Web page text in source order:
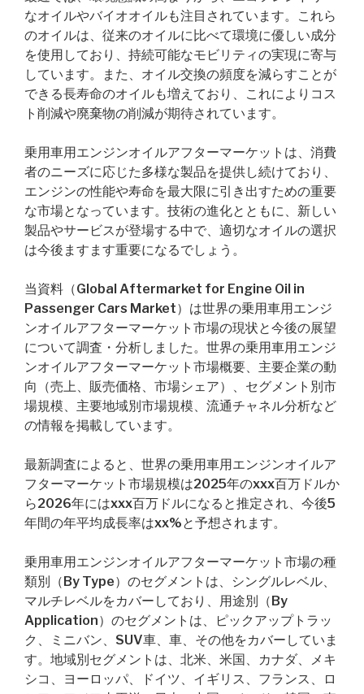
なオイルやバイオオイルも注目されています。これら
のオイルは、従来のオイルに比べて環境に優しい成分
を使用しており、持続可能なモビリティの実現に寄与
しています。また、オイル交換の頻度を減らすことが
できる長寿命のオイルも増えており、これによりコス
ト削減や廃棄物の削減が期待されています。
乗用車用エンジンオイルアフターマーケットは、消費
者のニーズに応じた多様な製品を提供し続けており、
エンジンの性能や寿命を最大限に引き出すための重要
な市場となっています。技術の進化とともに、新しい
製品やサービスが登場する中で、適切なオイルの選択
は今後ますます重要になるでしょう。
当資料（Global Aftermarket for Engine Oil in
Passenger Cars Market）は世界の乗用車用エンジ
ンオイルアフターマーケット市場の現状と今後の展望
について調査・分析しました。世界の乗用車用エンジ
ンオイルアフターマーケット市場概要、主要企業の動
向（売上、販売価格、市場シェア）、セグメント別市
場規模、主要地域別市場規模、流通チャネル分析など
の情報を掲載しています。
最新調査によると、世界の乗用車用エンジンオイルア
フターマーケット市場規模は2025年のxxx百万ドルか
ら2026年にはxxx百万ドルになると推定され、今後5
年間の年平均成長率はxx%と予想されます。
乗用車用エンジンオイルアフターマーケット市場の種
類別（By Type）のセグメントは、シングルレベル、
マルチレベルをカバーしており、用途別（By
Application）のセグメントは、ピックアップトラッ
ク、ミニバン、SUV車、車、その他をカバーしていま
す。地域別セグメントは、北米、米国、カナダ、メキ
シコ、ヨーロッパ、ドイツ、イギリス、フランス、ロ